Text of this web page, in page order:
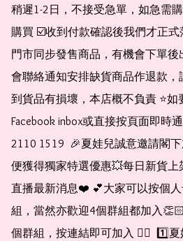
稍遲1-2日，不接受急單，如急需
購買 ☑️收到付款確認後我們才正
門市同步發售商品，有機會下單
會聯絡通知安排缺貨商品作退款
到貨品有損壞，本店概不負責 ⭐️如
Facebook inbox或直接按頁面即時
2110 1519  🎉夏娃兒誠意邀請閣
便獲得獨家特選優惠💥每日新貨
直播最新消息❤️ 💕大家可以按個
組，當然亦歡迎4個群組都加入
個群組，按連結即可加入 👇🏻  1️⃣